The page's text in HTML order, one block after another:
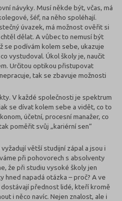
návyky. Musí někde být, včas, má
šéf, na něho spoléhají.
úvazek, má možnost ověřit si
dělat. A vůbec to nemusí být
se podívám kolem sebe, ukazuje
vystudoval. Úkol školy je, naučit
Určitou optikou přistupovat
tak se zbavuje možnosti
V každé společnosti je spektrum
se dívat kolem sebe a vidět, co to
účetní, procesní manažer, co
poměřit svůj „kariérní sen“
větší studijní zápal a jsou i
při pohovorech s absolventy
že při studiu vysoké školy jen
napadá otázka – proč? A ve
přednost lidé, kteří kromě
i něco navíc. Nejen znalost, ale i